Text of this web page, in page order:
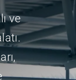
ve